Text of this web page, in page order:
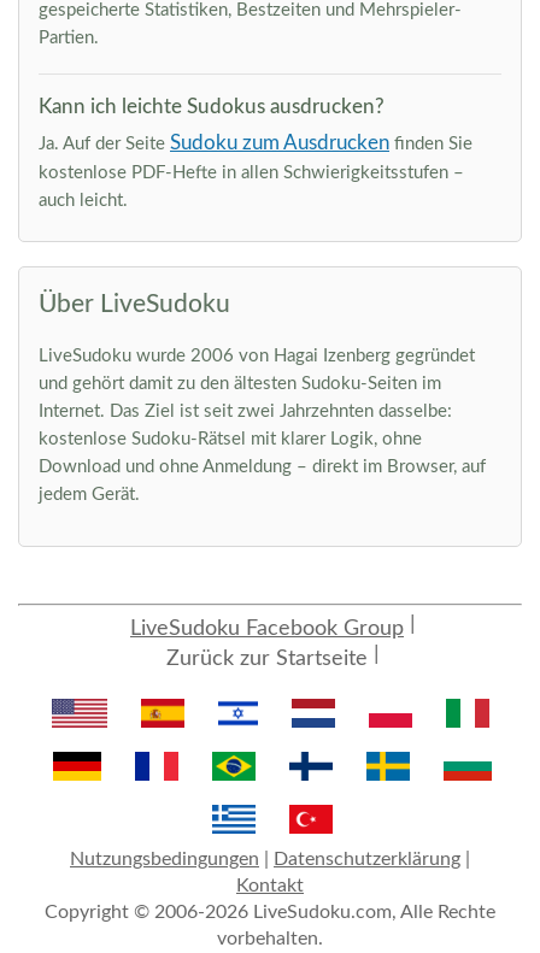
gespeicherte Statistiken, Bestzeiten und Mehrspieler-
Partien.
Kann ich leichte Sudokus ausdrucken?
Ja. Auf der Seite Sudoku zum Ausdrucken finden Sie
kostenlose PDF-Hefte in allen Schwierigkeitsstufen –
auch leicht.
Über LiveSudoku
LiveSudoku wurde 2006 von Hagai Izenberg gegründet
und gehört damit zu den ältesten Sudoku-Seiten im
Internet. Das Ziel ist seit zwei Jahrzehnten dasselbe:
kostenlose Sudoku-Rätsel mit klarer Logik, ohne
Download und ohne Anmeldung – direkt im Browser, auf
jedem Gerät.
LiveSudoku Facebook Group
Zurück zur Startseite
Nutzungsbedingungen Datenschutzerklärung
Kontakt
Copyright © 2006-2026 LiveSudoku.com, Alle Rechte
vorbehalten.